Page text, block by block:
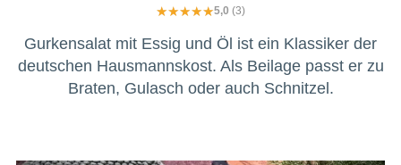
5,0 (3)
Gurkensalat mit Essig und Öl ist ein Klassiker der
deutschen Hausmannskost. Als Beilage passt er zu
Braten, Gulasch oder auch Schnitzel.